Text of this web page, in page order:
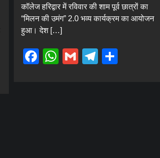
कॉलेज हरिद्वार में रविवार की शाम पूर्व छात्रों का
“मिलन की उमंग” 2.0 भव्य कार्यक्रम का आयोजन
हुआ। देश […]
Facebook
WhatsApp
GmailTelegram